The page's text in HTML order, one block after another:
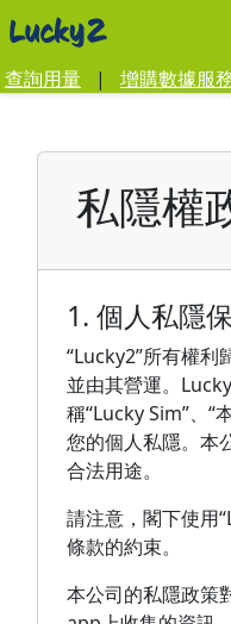
查詢用量 | 增購數據服
私隱權
1. 個人私隱
“Lucky2”所有權利
並由其營運。
稱“Lucky Sim”、“
您的個人私隱。本
合法用途。
請注意，閣下使用
條款的約束。
本公司的私隱政策